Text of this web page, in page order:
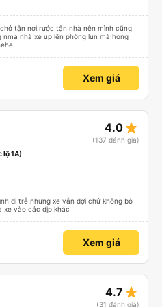
xe bu lông Limousine. Tôi nghĩ tài xế
Tôi vẫn đang nghĩ rằng sẽ rất nguy hiểm
rất nhiều.
tận nơi.rước tận nhà nên mình cũng
nhà xe up lên phòng lun mà hong
Xem giá
4.0 star_rate
(137 đánh giá)
lộ 1A)
đi trễ nhưng xe vẫn đợi chứ không bỏ
xe vào các dịp khác
Xem giá
4.7 star_rate
(31 đánh giá)